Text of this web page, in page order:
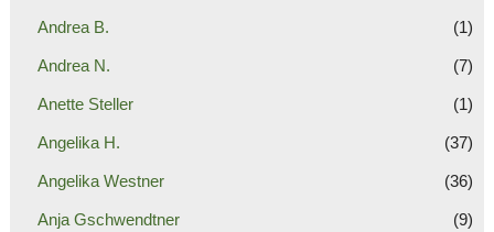
Andrea B. (1)
Andrea N. (7)
Anette Steller (1)
Angelika H. (37)
Angelika Westner (36)
Anja Gschwendtner (9)